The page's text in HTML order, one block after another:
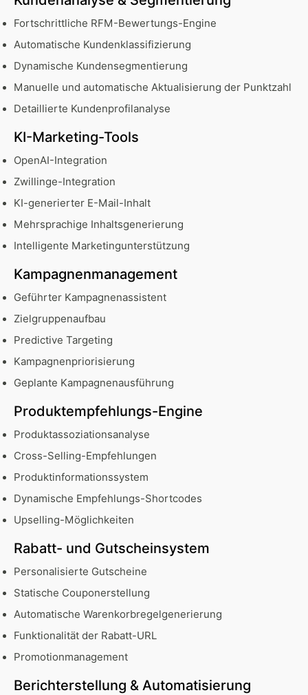
Fortschrittliche RFM-Bewertungs-Engine
Automatische Kundenklassifizierung
Dynamische Kundensegmentierung
Manuelle und automatische Aktualisierung der Punktzahl
Detaillierte Kundenprofilanalyse
KI-Marketing-Tools
OpenAI-Integration
Zwillinge-Integration
KI-generierter E-Mail-Inhalt
Mehrsprachige Inhaltsgenerierung
Intelligente Marketingunterstützung
Kampagnenmanagement
Geführter Kampagnenassistent
Zielgruppenaufbau
Predictive Targeting
Kampagnenpriorisierung
Geplante Kampagnenausführung
Produktempfehlungs-Engine
Produktassoziationsanalyse
Cross-Selling-Empfehlungen
Produktinformationssystem
Dynamische Empfehlungs-Shortcodes
Upselling-Möglichkeiten
Rabatt- und Gutscheinsystem
Personalisierte Gutscheine
Statische Couponerstellung
Automatische Warenkorbregelgenerierung
Funktionalität der Rabatt-URL
Promotionmanagement
Berichterstellung & Automatisierung